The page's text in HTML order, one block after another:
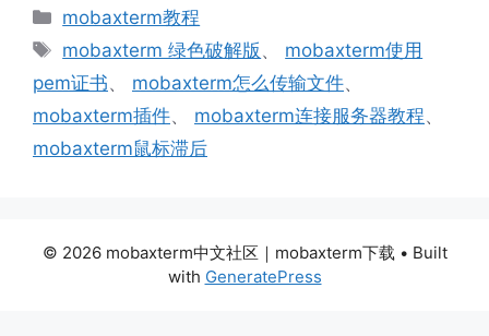
分
mobaxterm教程
标
签
mobaxterm 绿色破解版 、 mobaxterm使用
pem证书、 mobaxterm怎么传输文件、
mobaxterm插件、 mobaxterm连接服务器教程、
mobaxterm鼠标滞后
© 2026 mobaxterm中文社区｜mobaxterm下载 • Built
with GeneratePress